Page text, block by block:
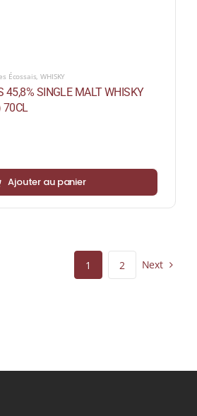
Écossais,WHISKY
45,8% SINGLE MALT WHISKY
70CL
Ajouter au panier
1 2 Next